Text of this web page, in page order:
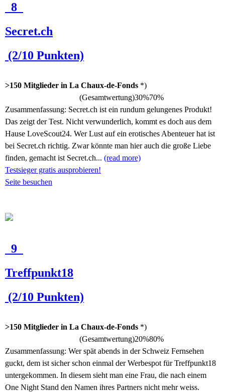
8
Secret.ch
(2/10 Punkten)
>150 Mitglieder in La Chaux-de-Fonds *)
(Gesamtwertung)30%70%
Zusammenfassung: Secret.ch ist ein rundum gelungenes Produkt!
Das zeigt der Test. Nicht verwunderlich, kommt es doch aus dem
Hause LoveScout24. Wer Lust auf ein erotisches Abenteuer hat ist
bei Secret.ch richtig. Zwar könnte man hier auch die große Liebe
finden, gemacht ist Secret.ch... (read more)
Testsieger gratis ausprobieren!
Seite besuchen
9
Treffpunkt18
(2/10 Punkten)
>150 Mitglieder in La Chaux-de-Fonds *)
(Gesamtwertung)20%80%
Zusammenfassung: Wer spät abends in der Schweiz Fernsehen
guckt, dem ist sicher schon einmal der Werbespot für Treffpunkt18
untergekommen. In diesem sieht man eine Frau, die nach einem
One Night Stand den Namen ihres Partners nicht mehr weiss.